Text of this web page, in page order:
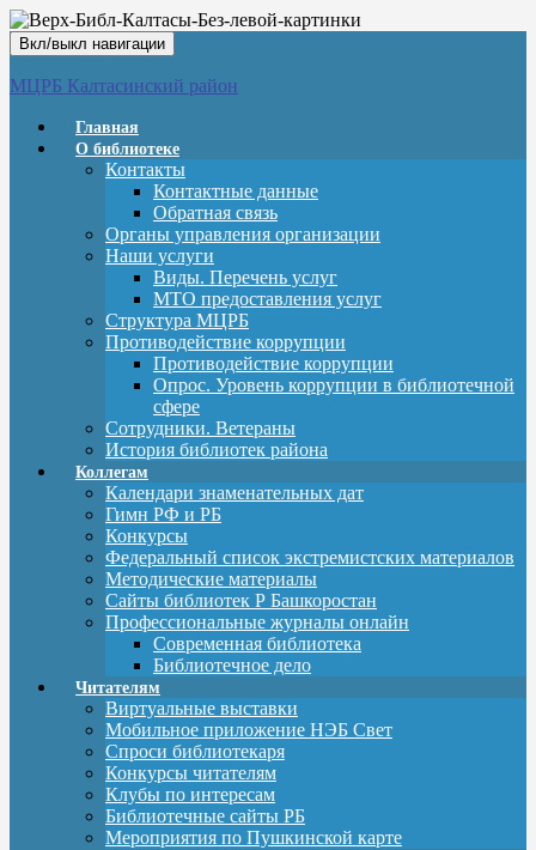
Вкл/выкл навигации
МЦРБ Калтасинский район
Главная
О библиотеке
Контакты
Контактные данные
Обратная связь
Органы управления организации
Наши услуги
Виды. Перечень услуг
МТО предоставления услуг
Структура МЦРБ
Противодействие коррупции
Противодействие коррупции
Опрос. Уровень коррупции в библиотечной
сфере
Сотрудники. Ветераны
История библиотек района
Коллегам
Календари знаменательных дат
Гимн РФ и РБ
Конкурсы
Федеральный список экстремистских материалов
Методические материалы
Сайты библиотек Р Башкоростан
Профессиональные журналы онлайн
Современная библиотека
Библиотечное дело
Читателям
Виртуальные выставки
Мобильное приложение НЭБ Свет
Спроси библиотекаря
Конкурсы читателям
Клубы по интересам
Библиотечные сайты РБ
Мероприятия по Пушкинской карте